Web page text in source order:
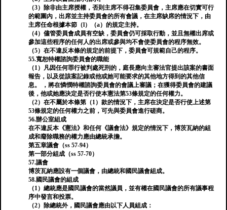
（3）除非由主席授權，否則主席不得召集委員會，主席應在切實可行
的範圍內，出席並主持委員會的所有會議，在主席缺席的情況下，由
主席任命根據本節（l）（a）的規定主持。
（4）儘管委員會成員有空缺，委員會仍可採取行動，並且無權出席或
參加這些程序的任何人的出席或參與均不會使委員會的程序無效。
（5）在不違反本條的規定的前提下，委員會可規範自己的程序。
55.寬恕特權諮詢委員會的職能
（1）凡因任何罪行被判處死刑的，庭長應向主審法官提出該案的書面
報告，以及從該案記錄或他或她可能要求的其他地方得到的其他信
息。 ，將在憐憫特權諮詢委員會的會議上審議；在獲得委員會的建議
後，他或她應決定是否行使本憲法第53條規定的任何權力。
（2）在不屬於本條第（1）款的情況下，主席在決定是否行使上述第
53條規定的任何權力之前，可先與委員會進行磋商。
56.辦公室組成
在不違反本《憲法》和任何《議會法》規定的情況下，博茨瓦納的組
成和廢除職務的權力應由總統承擔。
第五章議會（ss 57-94）
第一部分組成（ss 57-70）
57.議會
博茨瓦納應設有一個議會，由總統和國民議會組成。
58.國民議會的組成
（1）總統應是國民議會的當然議員，並有權在國民議會的所有議事程
序中發言和投票。
（2）除總統外，國民議會應由以下人員組成：